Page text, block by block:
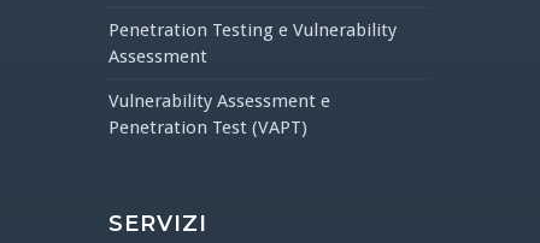
Penetration Testing e Vulnerability
Assessment
Vulnerability Assessment e
Penetration Test (VAPT)
SERVIZI